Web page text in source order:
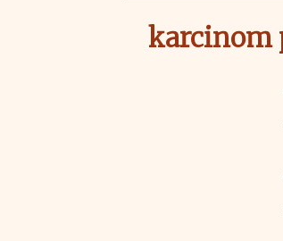
karcinom